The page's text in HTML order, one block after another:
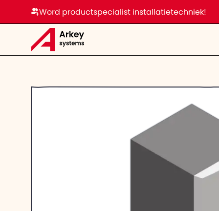
Word productspecialist installatietechniek!